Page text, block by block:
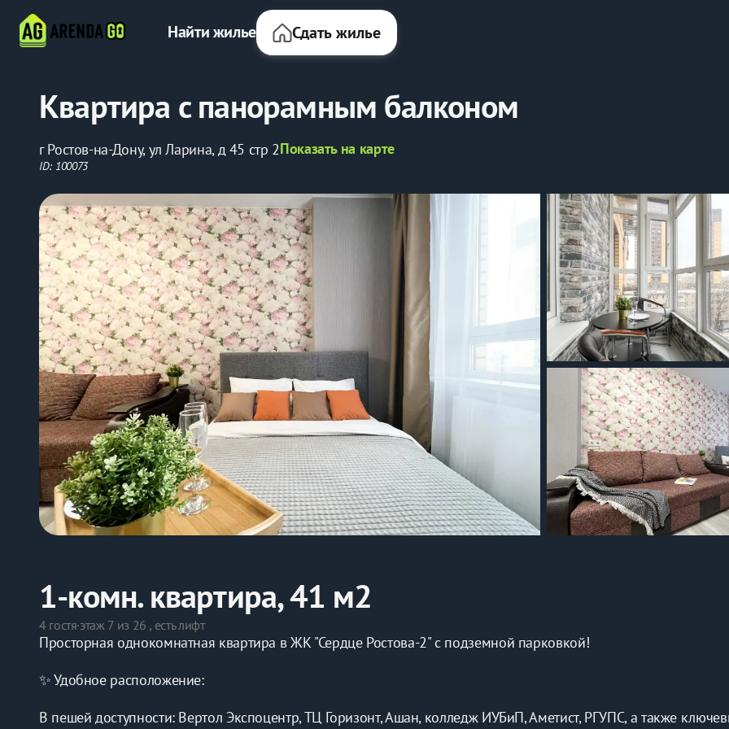
Найти жилье Сдать жилье
Квартира с панорамным балконом
г Ростов-на-Дону, ул Ларина, д 45 стр 2Показать на карте
ID: 100073
1-комн. квартира, 41 м2
4 гостя·этаж 7 из 26 , есть лифт
Просторная однокомнатная квартира в ЖК "Сердце Ростова-2" с подземной парковкой!
✨ Удобное расположение:
В пешей доступности: Вертол Экспоцентр, ТЦ Горизонт, Ашан, колледж ИУБиП, Аметист, РГУПС, а также